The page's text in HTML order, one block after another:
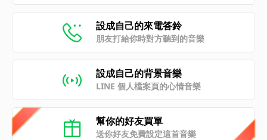
設成自己的來電答鈴
朋友打給你時對方聽到的音樂
設成自己的背景音樂
LINE 個人檔案頁的心情音樂
幫你的好友買單
送你好友免費設定這首音樂